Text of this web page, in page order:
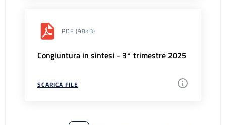
PDF (98KB)
Congiuntura in sintesi - 3° trimestre 2025
SCARICA FILE